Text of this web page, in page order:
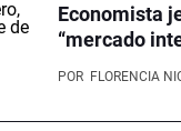
Economista
“mercado
POR FLORENCIA